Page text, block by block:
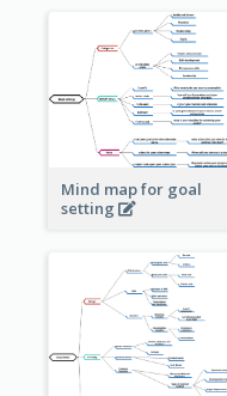
Mind map for goal
setting